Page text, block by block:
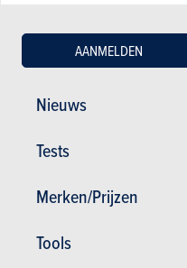
Nieuws
Tests
Merken/Prijzen
Tools
AANMELDEN
Tweedehands & Stock
Autotests